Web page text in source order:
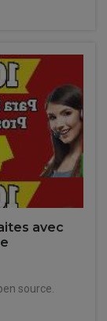
avec
source.